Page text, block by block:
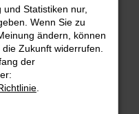
helfen können:
und deine
Beispiel deine
Statistiken nur,
Wenn Sie zu
ändern, können
Zukunft widerrufen.
der